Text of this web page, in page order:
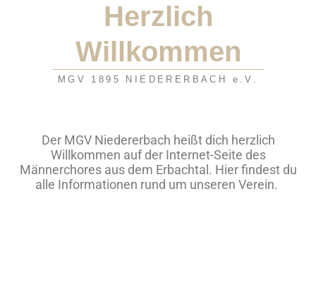
Herzlich
Willkommen
MGV 1895 NIEDERERBACH e.V.
Der MGV Niedererbach heißt dich herzlich
Willkommen auf der Internet-Seite des
Männerchores aus dem Erbachtal. Hier findest du
alle Informationen rund um unseren Verein.